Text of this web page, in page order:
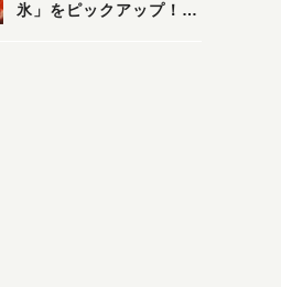
氷」をピックアップ！